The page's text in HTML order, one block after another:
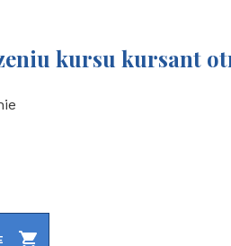
kursu kursant